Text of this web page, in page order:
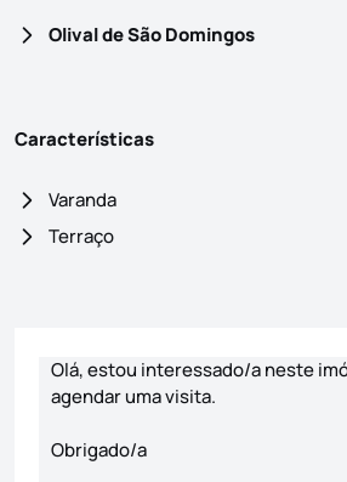
Olival de São Domingos
Características
Varanda
Terraço